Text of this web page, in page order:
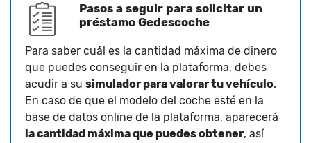
Pasos a seguir para solicitar un
préstamo Gedescoche
Para saber cuál es la cantidad máxima de dinero
que puedes conseguir en la plataforma, debes
acudir a su simulador para valorar tu vehículo.
En caso de que el modelo del coche esté en la
base de datos online de la plataforma, aparecerá
la cantidad máxima que puedes obtener, así